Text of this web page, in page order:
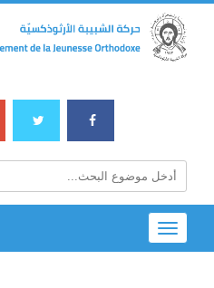
Toggle
navigation